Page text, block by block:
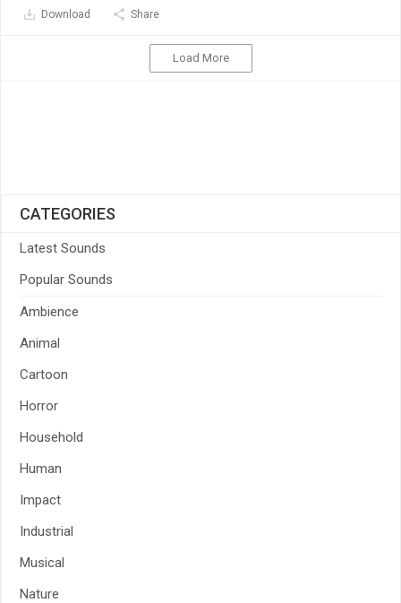
Download Share
Load More
CATEGORIES
Latest Sounds
Popular Sounds
Ambience
Animal
Cartoon
Horror
Household
Human
Impact
Industrial
Musical
Nature